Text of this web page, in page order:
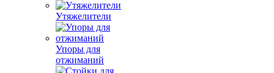
Утяжелители
Упоры для
отжиманий